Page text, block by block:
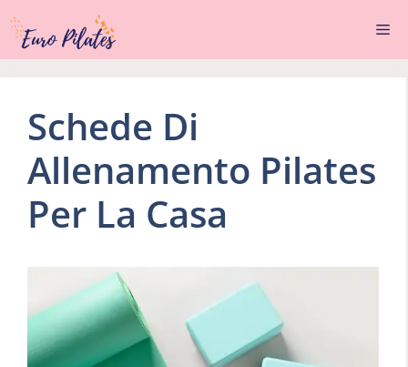
contenuto
Schede Di
Allenamento Pilates
Per La Casa